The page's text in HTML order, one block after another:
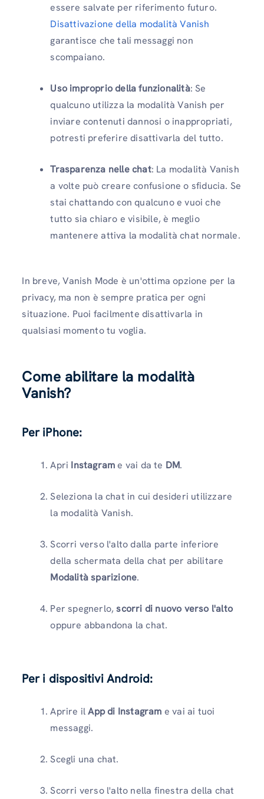
essere salvate per riferimento futuro.
Disattivazione della modalità Vanish
garantisce che tali messaggi non
scompaiano.
Uso improprio della funzionalità: Se
qualcuno utilizza la modalità Vanish per
inviare contenuti dannosi o inappropriati,
potresti preferire disattivarla del tutto.
Trasparenza nelle chat: La modalità Vanish
a volte può creare confusione o sfiducia. Se
stai chattando con qualcuno e vuoi che
tutto sia chiaro e visibile, è meglio
mantenere attiva la modalità chat normale.
In breve, Vanish Mode è un'ottima opzione per la
privacy, ma non è sempre pratica per ogni
situazione. Puoi facilmente disattivarla in
qualsiasi momento tu voglia.
Come abilitare la modalità
Vanish?
Per iPhone:
Apri Instagrame vai da te DM.
Seleziona la chat in cui desideri utilizzare
la modalità Vanish.
Scorri verso l'alto dalla parte inferiore
della schermata della chat per abilitare
Modalità sparizione.
Per spegnerlo,scorri di nuovo verso l'alto
oppure abbandona la chat.
Per i dispositivi Android:
Aprire ilApp di Instagram e vai ai tuoi
messaggi.
Scegli una chat.
Scorri verso l'alto nella finestra della chat